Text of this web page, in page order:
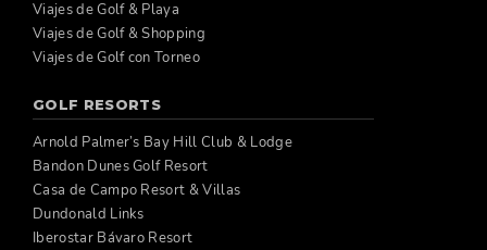
Viajes de Golf & Playa
Viajes de Golf & Shopping
Viajes de Golf con Torneo
GOLF RESORTS
Arnold Palmer’s Bay Hill Club & Lodge
Bandon Dunes Golf Resort
Casa de Campo Resort & Villas
Dundonald Links
Iberostar Bávaro Resort